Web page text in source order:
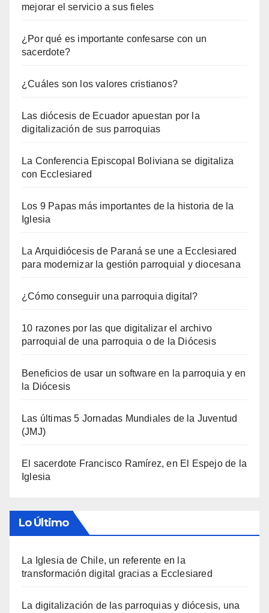
mejorar el servicio a sus fieles
¿Por qué es importante confesarse con un
sacerdote?
¿Cuáles son los valores cristianos?
Las diócesis de Ecuador apuestan por la
digitalización de sus parroquias
La Conferencia Episcopal Boliviana se digitaliza
con Ecclesiared
Los 9 Papas más importantes de la historia de la
Iglesia
La Arquidiócesis de Paraná se une a Ecclesiared
para modernizar la gestión parroquial y diocesana
¿Cómo conseguir una parroquia digital?
10 razones por las que digitalizar el archivo
parroquial de una parroquia o de la Diócesis
Beneficios de usar un software en la parroquia y en
la Diócesis
Las últimas 5 Jornadas Mundiales de la Juventud
(JMJ)
El sacerdote Francisco Ramírez, en El Espejo de la
Iglesia
Lo Último
La Iglesia de Chile, un referente en la
transformación digital gracias a Ecclesiared
La digitalización de las parroquias y diócesis, una